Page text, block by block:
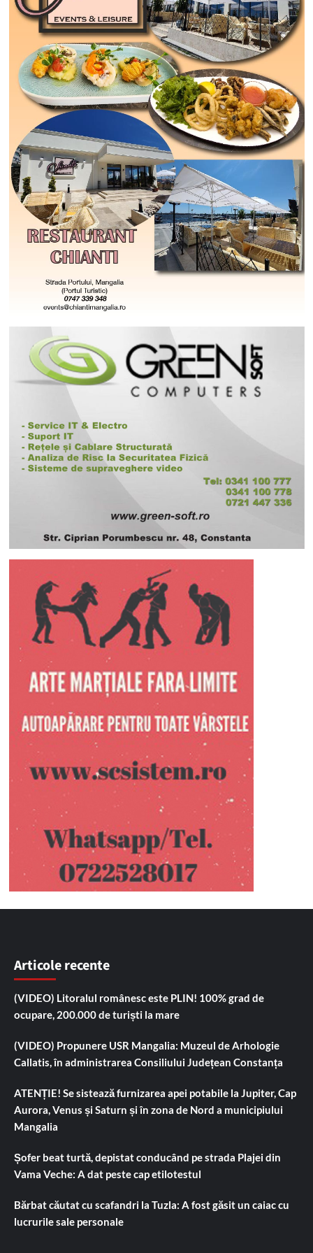
Articole recente
(VIDEO) Litoralul românesc este PLIN! 100% grad de
ocupare, 200.000 de turiști la mare
(VIDEO) Propunere USR Mangalia: Muzeul de Arhologie
Callatis, în administrarea Consiliului Județean Constanța
ATENȚIE! Se sistează furnizarea apei potabile la Jupiter, Cap
Aurora, Venus și Saturn și în zona de Nord a municipiului
Mangalia
Șofer beat turtă, depistat conducând pe strada Plajei din
Vama Veche: A dat peste cap etilotestul
Bărbat căutat cu scafandri la Tuzla: A fost găsit un caiac cu
lucrurile sale personale